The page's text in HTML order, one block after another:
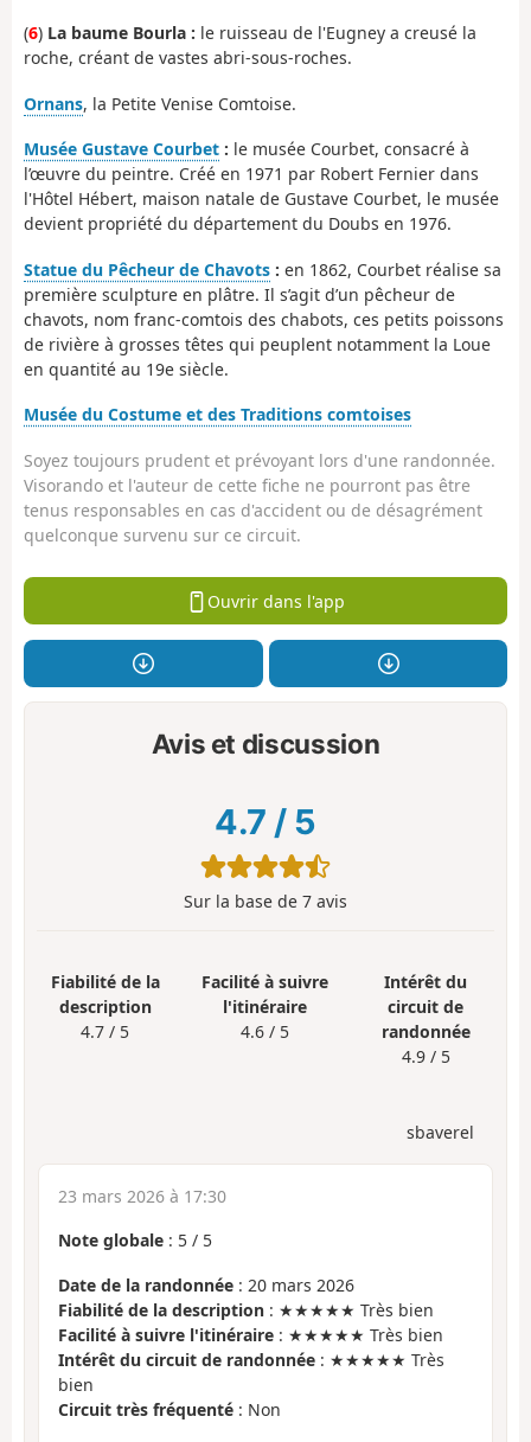
(6) La baume Bourla : le ruisseau de l'Eugney a creusé la
roche, créant de vastes abri-sous-roches.
Ornans, la Petite Venise Comtoise.
Musée Gustave Courbet : le musée Courbet, consacré à
l’œuvre du peintre. Créé en 1971 par Robert Fernier dans
l'Hôtel Hébert, maison natale de Gustave Courbet, le musée
devient propriété du département du Doubs en 1976.
Statue du Pêcheur de Chavots : en 1862, Courbet réalise sa
première sculpture en plâtre. Il s’agit d’un pêcheur de
chavots, nom franc-comtois des chabots, ces petits poissons
de rivière à grosses têtes qui peuplent notamment la Loue
en quantité au 19e siècle.
Musée du Costume et des Traditions comtoises
Soyez toujours prudent et prévoyant lors d'une randonnée.
Visorando et l'auteur de cette fiche ne pourront pas être
tenus responsables en cas d'accident ou de désagrément
quelconque survenu sur ce circuit.
Ouvrir dans l'app
Avis et discussion
4.7 / 5
Sur la base de 7 avis
Fiabilité de la
description
4.7 / 5
Facilité à suivre
l'itinéraire
4.6 / 5
Intérêt du
circuit de
randonnée
4.9 / 5
sbaverel
23 mars 2026 à 17:30
Note globale : 5 / 5
Date de la randonnée : 20 mars 2026
Fiabilité de la description : ★★★★★ Très bien
Facilité à suivre l'itinéraire : ★★★★★ Très bien
Intérêt du circuit de randonnée : ★★★★★ Très
bien
Circuit très fréquenté : Non